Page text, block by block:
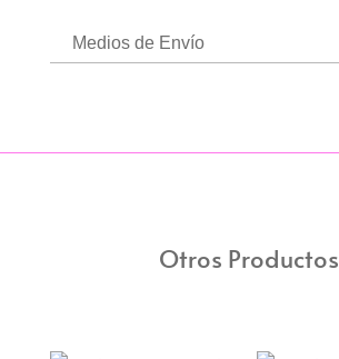
Medios de Envío
Otros Productos